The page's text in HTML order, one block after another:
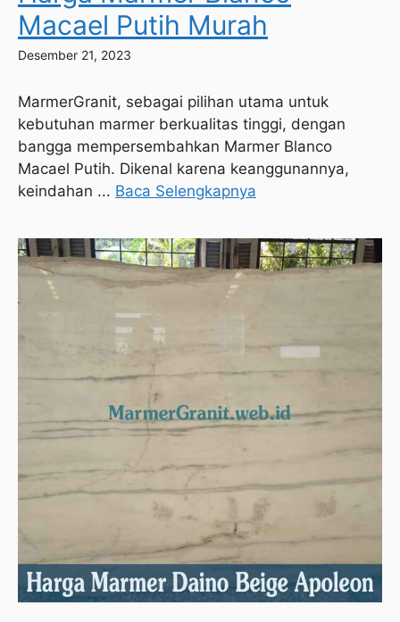
Macael Putih Murah
Desember 21, 2023
MarmerGranit, sebagai pilihan utama untuk
kebutuhan marmer berkualitas tinggi, dengan
bangga mempersembahkan Marmer Blanco
Macael Putih. Dikenal karena keanggunannya,
keindahan ... Baca Selengkapnya